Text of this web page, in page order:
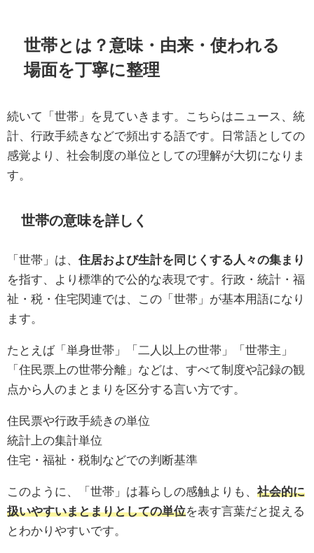
世帯とは？意味・由来・使われる
場面を丁寧に整理
続いて「世帯」を見ていきます。こちらはニュース、統
計、行政手続きなどで頻出する語です。日常語としての
感覚より、社会制度の単位としての理解が大切になりま
す。
世帯の意味を詳しく
「世帯」は、 住居および生計を同じくする人々の集まり
を指す、より標準的で公的な表現です。行政・統計・福
祉・税・住宅関連では、この「世帯」が基本用語になり
ます。
たとえば「単身世帯」「二人以上の世帯」「世帯主」
「住民票上の世帯分離」などは、すべて制度や記録の観
点から人のまとまりを区分する言い方です。
住民票や行政手続きの単位
統計上の集計単位
住宅・福祉・税制などでの判断基準
このように、「世帯」は暮らしの感触よりも、 社会的に
扱いやすいまとまりとしての単位を表す言葉だと捉える
とわかりやすいです。